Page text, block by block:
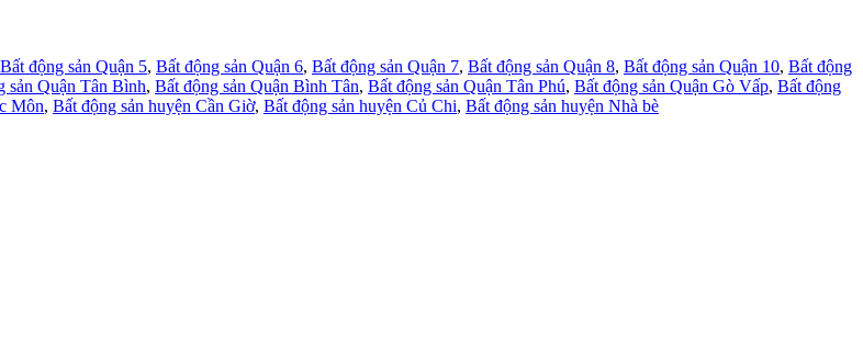
Bất động sản Quận 5, Bất động sản Quận 6, Bất động sản Quận 7, Bất động sản Quận 8, Bất động sản Quận 10, Bất động
sản Quận Tân Bình, Bất động sản Quận Bình Tân, Bất động sản Quận Tân Phú, Bất động sản Quận Gò Vấp, Bất động
Môn, Bất động sản huyện Cần Giờ, Bất động sản huyện Củ Chi, Bất động sản huyện Nhà bè